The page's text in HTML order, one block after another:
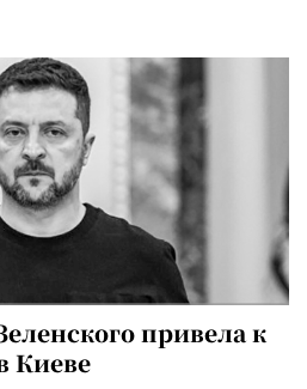
привела к
Киеве